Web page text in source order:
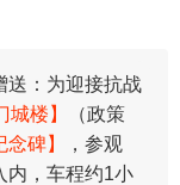
送：为迎接抗战
城楼】
（政策
念碑】
，参观
内，车程约1小